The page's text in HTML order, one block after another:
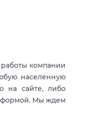
компании
населенную
на сайте, либо
формой. Мы ждем